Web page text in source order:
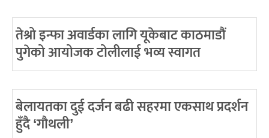
तेश्रो इन्फा अवार्डका लागि यूकेबाट काठमाडौं
पुगेको आयोजक टोलीलाई भव्य स्वागत
बेलायतका दुई दर्जन बढी सहरमा एकसाथ प्रदर्शन
हुँदै ‘गौथली’